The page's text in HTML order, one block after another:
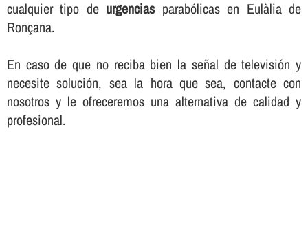
cualquier tipo de urgenciasparabólicas en Eulàlia de
Ronçana.
En caso de que no reciba bien la señal de televisión y
necesite solución, sea la hora que sea, contacte con
nosotros y le ofreceremos una alternativa de calidad y
profesional.